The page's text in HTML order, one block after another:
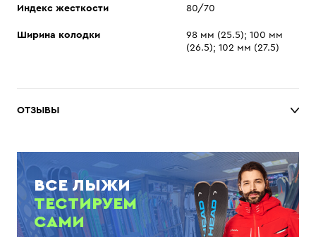
Индекс жесткости 80/70
Ширина колодки
98 мм (25.5); 100 мм
(26.5); 102 мм (27.5)
ОТЗЫВЫ
ВСЕ ЛЫЖИ
ТЕСТИРУЕМ
САМИ